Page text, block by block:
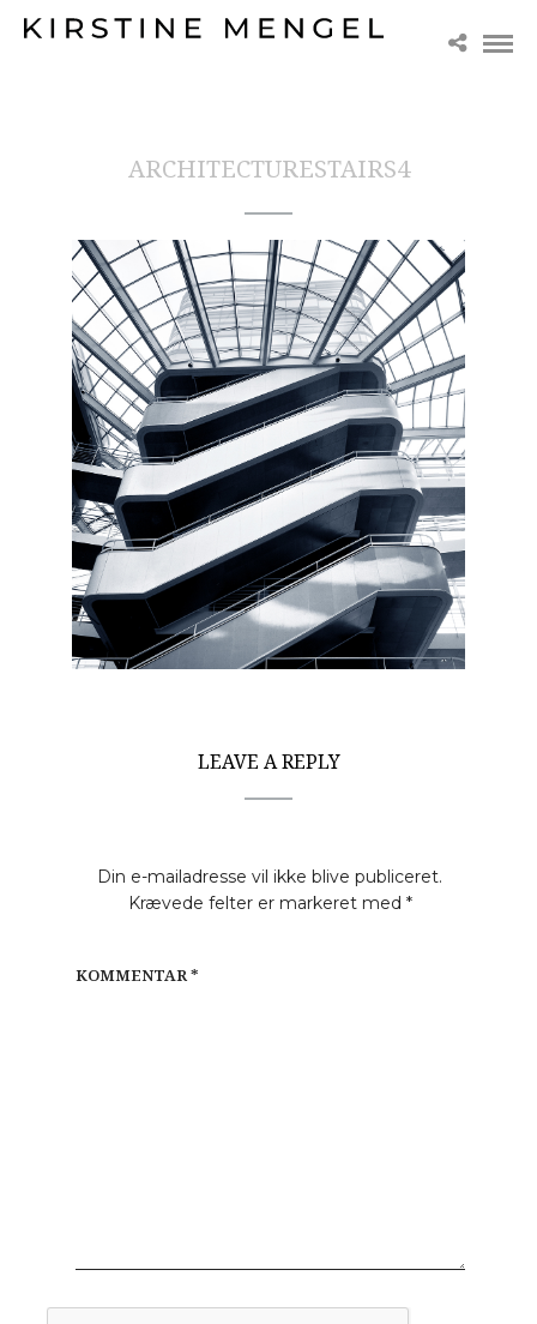
ARCHITECTURESTAIRS4
LEAVE A REPLY
Din e-mailadresse vil ikke blive publiceret.
Krævede felter er markeret med *
KOMMENTAR*